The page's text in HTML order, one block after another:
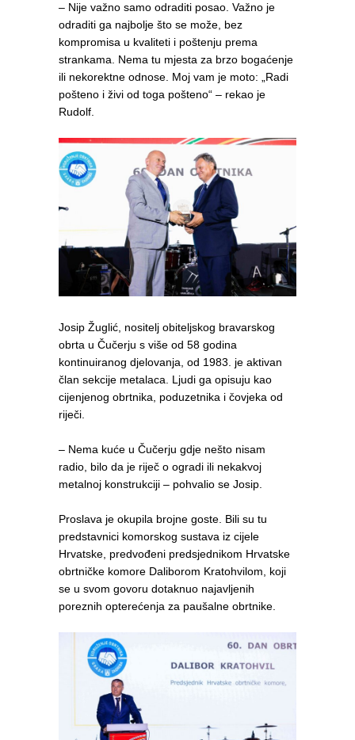
– Nije važno samo odraditi posao. Važno je
odraditi ga najbolje što se može, bez
kompromisa u kvaliteti i poštenju prema
strankama. Nema tu mjesta za brzo bogaćenje
ili nekorektne odnose. Moj vam je moto: „Radi
pošteno i živi od toga pošteno“ – rekao je
Rudolf.
Josip Žuglić, nositelj obiteljskog bravarskog
obrta u Čučerju s više od 58 godina
kontinuiranog djelovanja, od 1983. je aktivan
član sekcije metalaca. Ljudi ga opisuju kao
cijenjenog obrtnika, poduzetnika i čovjeka od
riječi.
– Nema kuće u Čučerju gdje nešto nisam
radio, bilo da je riječ o ogradi ili nekakvoj
metalnoj konstrukciji – pohvalio se Josip.
Proslava je okupila brojne goste. Bili su tu
predstavnici komorskog sustava iz cijele
Hrvatske, predvođeni predsjednikom Hrvatske
obrtničke komore Daliborom Kratohvilom, koji
se u svom govoru dotaknuo najavljenih
poreznih opterećenja za paušalne obrtnike.